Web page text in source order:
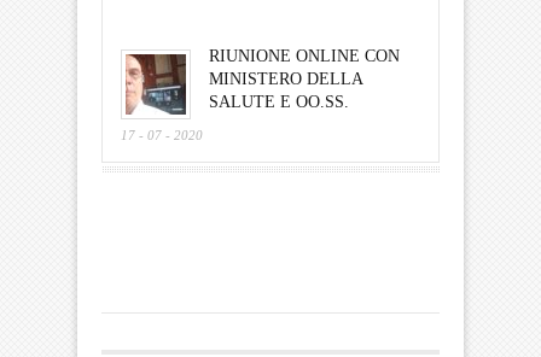
RIUNIONE ONLINE CON
MINISTERO DELLA
SALUTE E OO.SS.
17 - 07 - 2020